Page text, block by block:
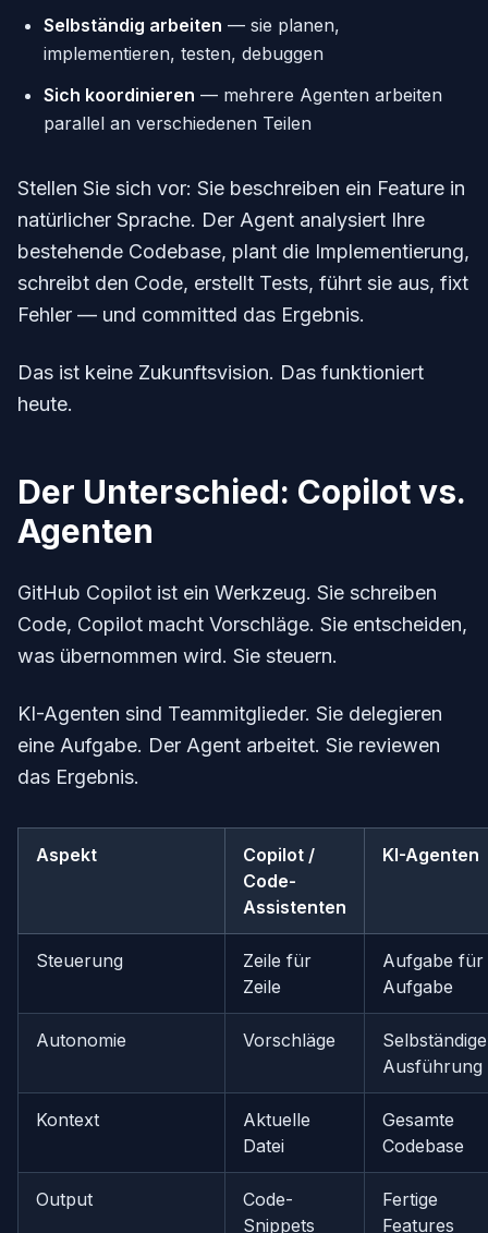
Selbständig arbeiten — sie planen,
implementieren, testen, debuggen
Sich koordinieren — mehrere Agenten arbeiten
parallel an verschiedenen Teilen
Stellen Sie sich vor: Sie beschreiben ein Feature in
natürlicher Sprache. Der Agent analysiert Ihre
bestehende Codebase, plant die Implementierung,
schreibt den Code, erstellt Tests, führt sie aus, fixt
Fehler — und committed das Ergebnis.
Das ist keine Zukunftsvision. Das funktioniert
heute.
Der Unterschied: Copilot vs.
Agenten
GitHub Copilot ist ein Werkzeug. Sie schreiben
Code, Copilot macht Vorschläge. Sie entscheiden,
was übernommen wird. Sie steuern.
KI-Agenten sind Teammitglieder. Sie delegieren
eine Aufgabe. Der Agent arbeitet. Sie reviewen
das Ergebnis.
Aspekt
Copilot /
Code-
Assistenten
KI-Agenten
Steuerung
Zeile für
Zeile
Aufgabe für
Aufgabe
Autonomie Vorschläge
Selbständige
Ausführung
Kontext
Aktuelle
Datei
Gesamte
Codebase
Output
Code-
Snippets
Fertige
Features